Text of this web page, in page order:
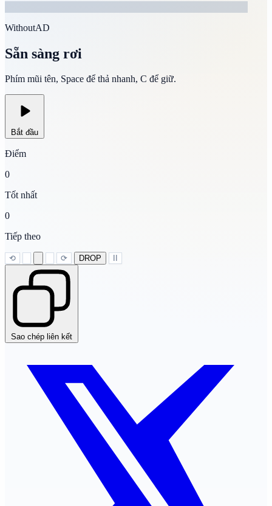
WithoutAD
Sẵn sàng rơi
Phím mũi tên, Space để thả nhanh, C để giữ.
Bắt đầu
Điểm
0
Tốt nhất
0
Tiếp theo
⟲ ⟳ DROP
Sao chép liên kết